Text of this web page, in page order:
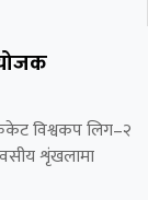
विश्वकप लिग–२
शृंखलामा